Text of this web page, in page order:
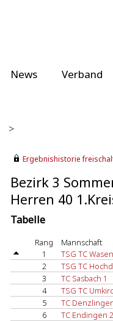
News Verband
>
Ergebnishistorie
Bezirk 3
Herren 40
Tabelle
Rang
Mannschaft
1
TSG TC
2
TSG TC
3
TC Sasbach 1
4
TSG TC
5
TC
6
TC Endingen 2